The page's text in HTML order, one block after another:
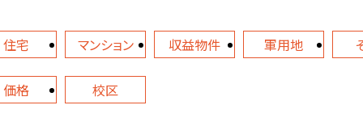
住宅 マンション 収益物件 軍用地
価格 校区